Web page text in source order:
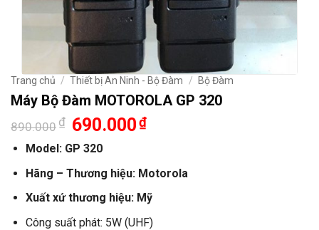
Trang chủ / Thiết bị An Ninh - Bộ Đàm / Bộ Đàm
Máy Bộ Đàm MOTOROLA GP 320
890.000 ₫ Giá
gốc
là:
890.000₫.
690.000₫Giá
690.000₫.
Model: GP 320
Hãng – Thương hiệu: Motorola
Xuất xứ thương hiệu: Mỹ
Công suất phát: 5W (UHF)